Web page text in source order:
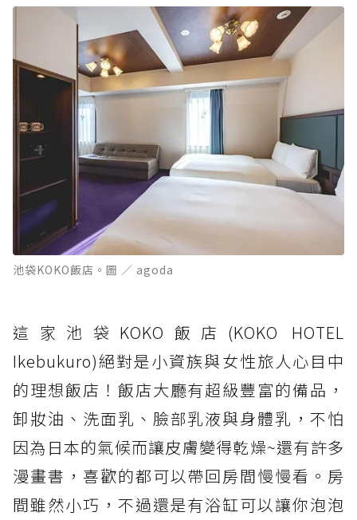
池袋KOKO飯店。圖 ／ agoda
這家池袋KOKO飯店(KOKO HOTEL
Ikebukuro)絕對是小資族與女性旅人心目中
的理想飯店！飯店大廳有超級豐富的備品，
卸妝油、洗面乳、臉部乳液與身體乳，不怕
因為日本的氣候而讓皮膚變得乾燥~還有許多
漫畫書，喜歡的都可以帶回房間慢慢看。房
間雖然小巧，不過還是有浴缸可以讓你泡泡